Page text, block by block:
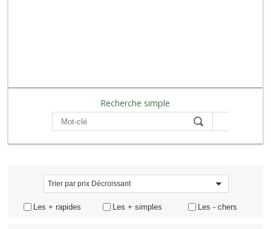
Recherche simple
Compare Trier par prix
Trier par prix Décroissant
Les + rapides Les + simples Les - chers